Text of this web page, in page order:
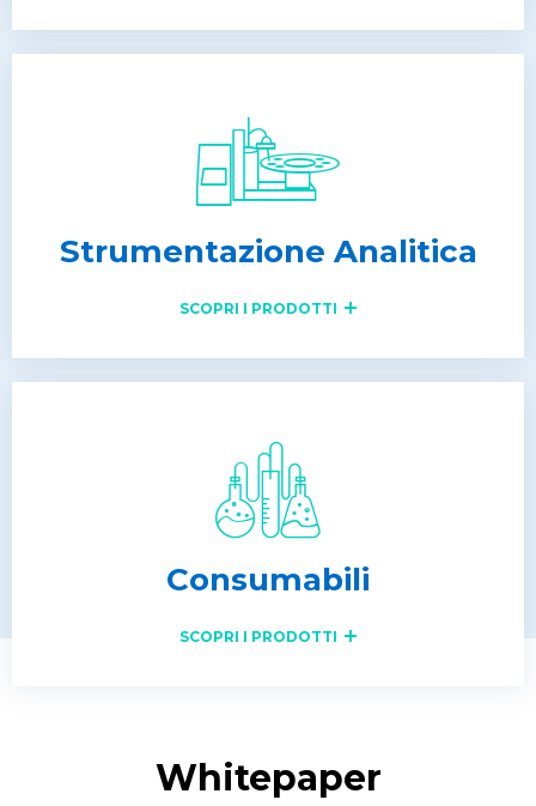
Strumentazione Analitica
SCOPRI I PRODOTTI
Consumabili
SCOPRI I PRODOTTI
Whitepaper